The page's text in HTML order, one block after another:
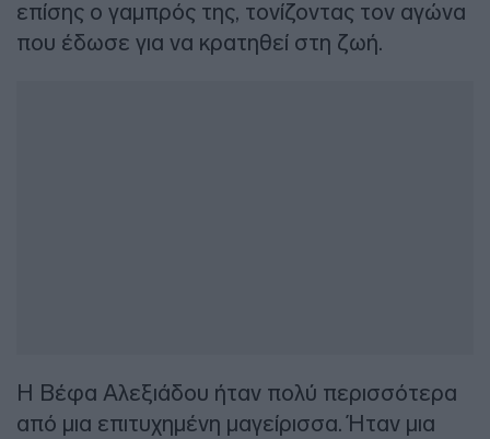
επίσης ο γαμπρός της, τονίζοντας τον αγώνα
που έδωσε για να κρατηθεί στη ζωή.
Η Βέφα Αλεξιάδου ήταν πολύ περισσότερα
από μια επιτυχημένη μαγείρισσα. Ήταν μια